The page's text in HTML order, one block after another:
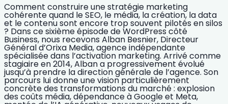
Comment construire une stratégie marketing
cohérente quand le SEO, le média, la création, la data
et le contenu sont encore trop souvent pilotés en silos
? Dans ce sixième épisode de WordPress côté
Business, nous recevons Alban Besnier, Directeur
Général d’Orixa Media, agence indépendante
spécialisée dans l’activation marketing. Arrivé comme
stagiaire en 2014, Alban a progressivement évolué
jusqu’à prendre la direction générale de l’agence. Son
parcours lui donne une vision particulièrement
concrète des transformations du marché : explosion
des coûts média, dépendance à Google et Meta,